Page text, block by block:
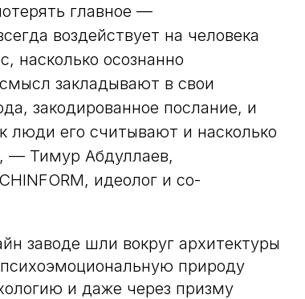
главное —
воздействует на человека
насколько осознанно
закладывают в свои
закодированное послание, и
люди его считывают и насколько
— Тимур Абдуллаев,
идеолог и со-
заводе шли вокруг архитектуры
природу
и даже через призму